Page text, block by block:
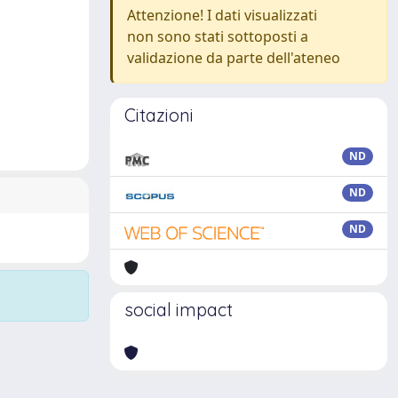
Attenzione! I dati visualizzati
non sono stati sottoposti a
validazione da parte dell'ateneo
Citazioni
ND
ND
ND
social impact